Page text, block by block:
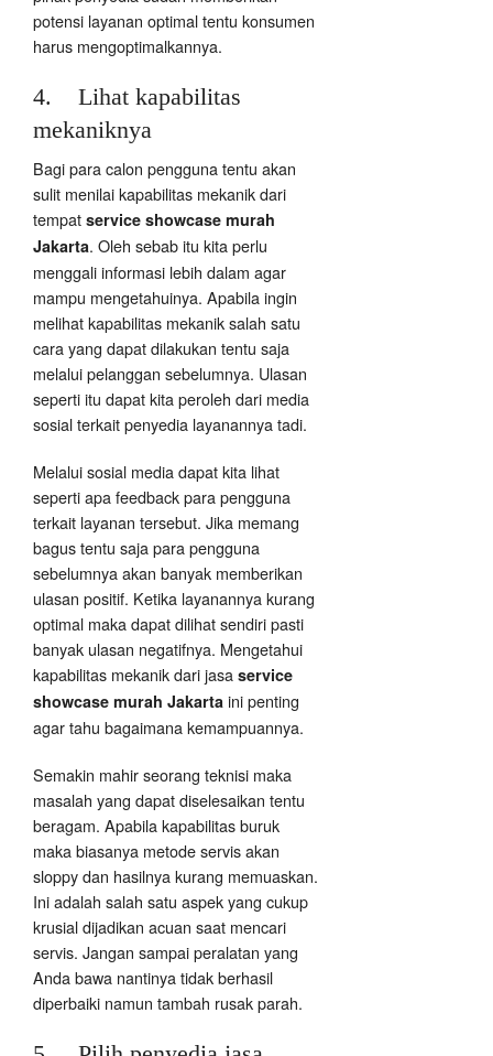
potensi layanan optimal tentu konsumen
harus mengoptimalkannya.
4. Lihat kapabilitas
mekaniknya
Bagi para calon pengguna tentu akan
sulit menilai kapabilitas mekanik dari
tempat service showcase murah
Jakarta. Oleh sebab itu kita perlu
menggali informasi lebih dalam agar
mampu mengetahuinya. Apabila ingin
melihat kapabilitas mekanik salah satu
cara yang dapat dilakukan tentu saja
melalui pelanggan sebelumnya. Ulasan
seperti itu dapat kita peroleh dari media
sosial terkait penyedia layanannya tadi.
Melalui sosial media dapat kita lihat
seperti apa feedback para pengguna
terkait layanan tersebut. Jika memang
bagus tentu saja para pengguna
sebelumnya akan banyak memberikan
ulasan positif. Ketika layanannya kurang
optimal maka dapat dilihat sendiri pasti
banyak ulasan negatifnya. Mengetahui
kapabilitas mekanik dari jasa service
showcase murah Jakarta ini penting
agar tahu bagaimana kemampuannya.
Semakin mahir seorang teknisi maka
masalah yang dapat diselesaikan tentu
beragam. Apabila kapabilitas buruk
maka biasanya metode servis akan
sloppy dan hasilnya kurang memuaskan.
Ini adalah salah satu aspek yang cukup
krusial dijadikan acuan saat mencari
servis. Jangan sampai peralatan yang
Anda bawa nantinya tidak berhasil
diperbaiki namun tambah rusak parah.